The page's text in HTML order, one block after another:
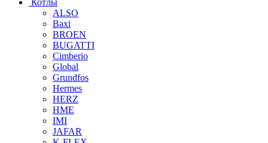
ALSO
Baxi
BROEN
BUGATTI
Cimberio
Global
Grundfos
Hermes
HERZ
HME
IMI
JAFAR